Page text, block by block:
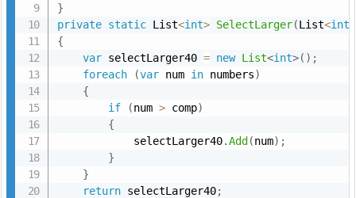
}
private static List<int> SelectLarger(List<int
{
var selectLarger40 = new List<int>( ) ;
foreach
(var num in numbers)
{
if
(num > comp)
{
            selectLarger40
.Add (num) ;
}
}
return selectLarger40;